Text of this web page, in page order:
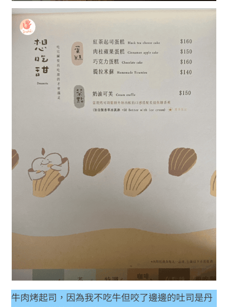
牛肉烤起司，因為我不吃牛但咬了邊邊的吐司是丹